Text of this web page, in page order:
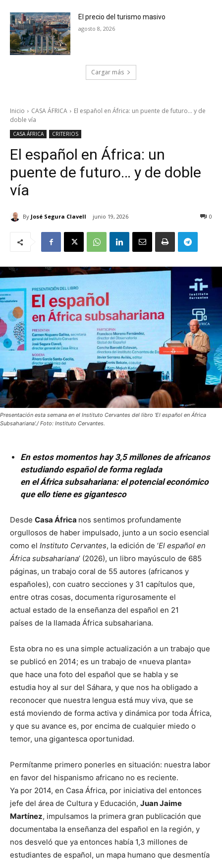
El precio del turismo masivo
agosto 8, 2026
Cargar más